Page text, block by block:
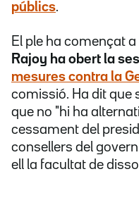
públics.
El ple ha començat
Rajoy ha obert la
mesures contra la
comissió. Ha dit que
que no "hi ha
cessament del
consellers del
ell la facultat de